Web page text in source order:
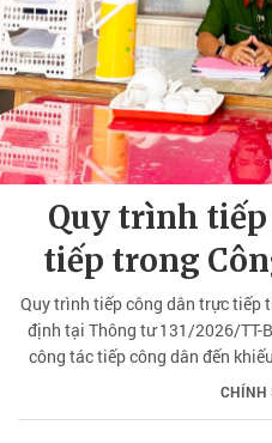
Quy trình
tiếp trong
Quy trình tiếp công dân trực tiếp
định tại Thông tư 131/2026/TT-
công tác tiếp công dân đến
trong Công
CHÍNH